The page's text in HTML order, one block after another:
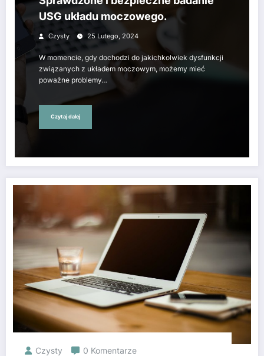
USG układu moczowego.
Czysty 25 Lutego, 2024
W momencie, gdy dochodzi do jakichkolwiek dysfunkcji
związanych z układem moczowym, możemy mieć
poważne problemy…
Czytaj dalej
Czysty 0 Komentarze